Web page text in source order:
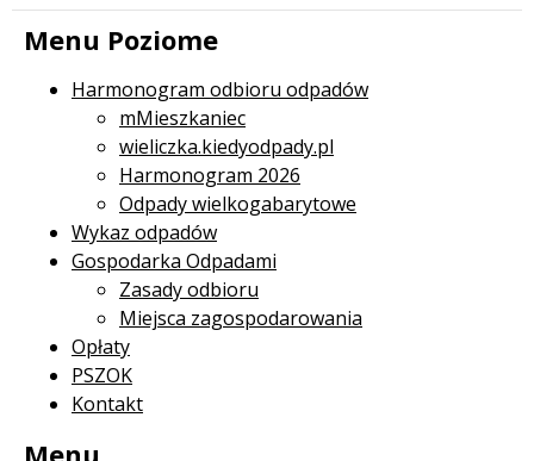
Menu Poziome
Harmonogram odbioru odpadów
mMieszkaniec
wieliczka.kiedyodpady.pl
Harmonogram 2026
Odpady wielkogabarytowe
Wykaz odpadów
Gospodarka Odpadami
Zasady odbioru
Miejsca zagospodarowania
Opłaty
PSZOK
Kontakt